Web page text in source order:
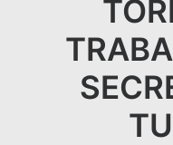
CENTRO DE
TURISMO SUSTENTABLE
VIDEOS
LINEAMIENTOS